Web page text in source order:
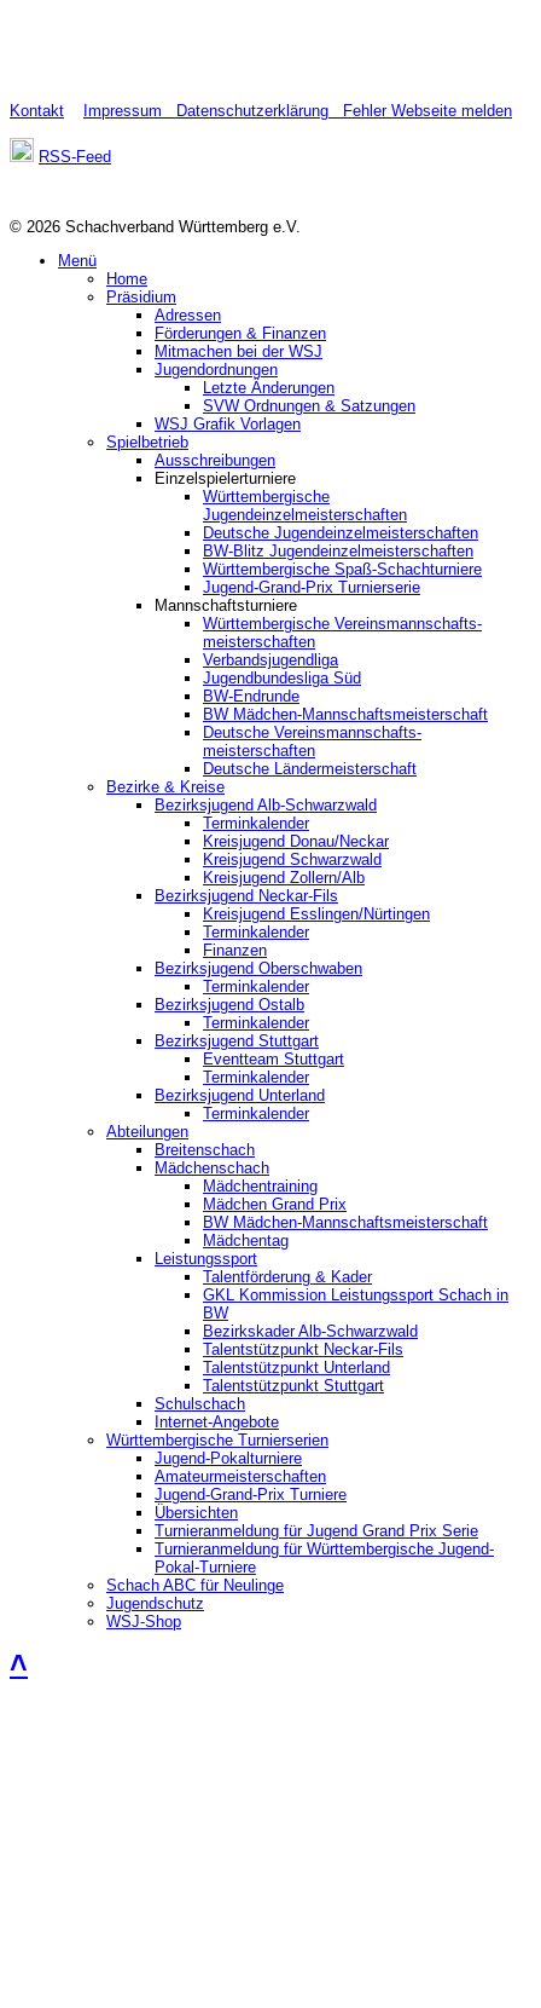
Kontakt Impressum Datenschutzerklärung Fehler Webseite melden
RSS-Feed
© 2026 Schachverband Württemberg e.V.
Menü
Home
Präsidium
Adressen
Förderungen & Finanzen
Mitmachen bei der WSJ
Jugendordnungen
Letzte Änderungen
SVW Ordnungen & Satzungen
WSJ Grafik Vorlagen
Spielbetrieb
Ausschreibungen
Einzelspielerturniere
Württembergische
Jugendeinzelmeisterschaften
Deutsche Jugendeinzelmeisterschaften
BW-Blitz Jugendeinzelmeisterschaften
Württembergische Spaß-Schachturniere
Jugend-Grand-Prix Turnierserie
Mannschaftsturniere
Württembergische Vereinsmannschafts-
meisterschaften
Verbandsjugendliga
Jugendbundesliga Süd
BW-Endrunde
BW Mädchen-Mannschaftsmeisterschaft
Deutsche Vereinsmannschafts-
meisterschaften
Deutsche Ländermeisterschaft
Bezirke & Kreise
Bezirksjugend Alb-Schwarzwald
Terminkalender
Kreisjugend Donau/Neckar
Kreisjugend Schwarzwald
Kreisjugend Zollern/Alb
Bezirksjugend Neckar-Fils
Kreisjugend ‎Esslingen/Nürtingen
Terminkalender
Finanzen
Bezirksjugend Oberschwaben
Terminkalender
Bezirksjugend Ostalb
Terminkalender
Bezirksjugend Stuttgart
‎Eventteam Stuttgart
Terminkalender
Bezirksjugend Unterland
Terminkalender
Abteilungen
Breitenschach
Mädchenschach
Mädchentraining
Mädchen Grand Prix
BW Mädchen-Mannschaftsmeisterschaft
Mädchentag
Leistungssport
Talentförderung & Kader
GKL Kommission Leistungssport Schach in
BW
Bezirkskader Alb-Schwarzwald
Talentstützpunkt Neckar-Fils
Talentstützpunkt Unterland
Talentstützpunkt Stuttgart
Schulschach
Internet-Angebote
Württembergische Turnierserien
Jugend-Pokalturniere
Amateurmeisterschaften
Jugend-Grand-Prix Turniere
Übersichten
Turnieranmeldung für Jugend Grand Prix Serie
Turnieranmeldung für Württembergische Jugend-
Pokal-Turniere
Schach ABC für Neulinge
Jugendschutz
WSJ-Shop
˄